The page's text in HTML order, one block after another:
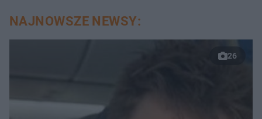
NAJNOWSZE NEWSY:
26